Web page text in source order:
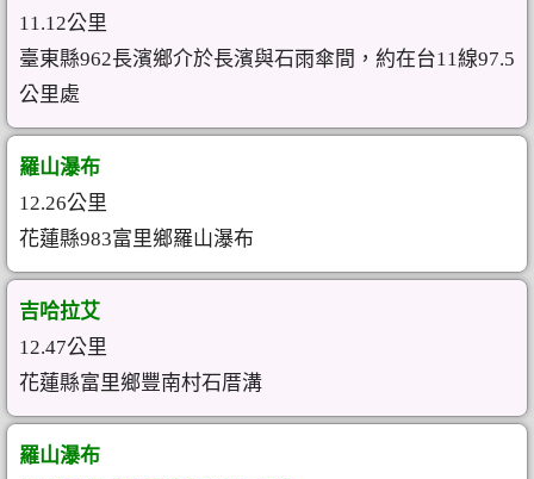
11.12公里
臺東縣962長濱鄉介於長濱與石雨傘間，約在台11線97.5
公里處
羅山瀑布
12.26公里
花蓮縣983富里鄉羅山瀑布
吉哈拉艾
12.47公里
花蓮縣富里鄉豐南村石厝溝
羅山瀑布